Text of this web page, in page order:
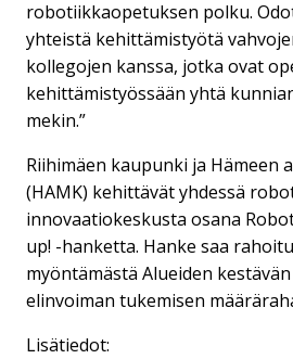
robotiikkaopetuksen polku.
yhteistä kehittämistyötä
kollegojen kanssa, jotka ovat
kehittämistyössään yhtä
mekin.”
Riihimäen kaupunki ja Hämeen
(HAMK) kehittävät yhdessä
innovaatiokeskusta osana
up! -hanketta. Hanke saa
myöntämästä Alueiden
elinvoiman tukemisen
Lisätiedot: